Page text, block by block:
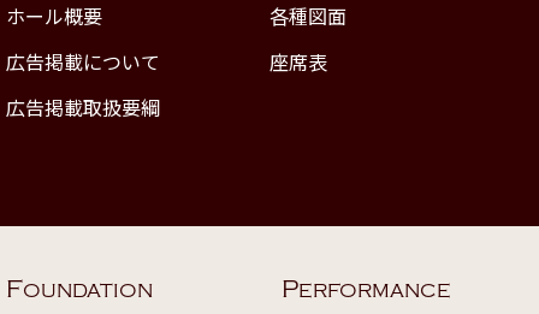
ホール概要
各種図面
広告掲載について
座席表
広告掲載取扱要綱
FOUNDATION PERFORMANCE